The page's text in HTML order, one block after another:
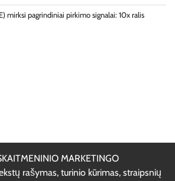
mirksi pagrindiniai pirkimo signalai: 10x ralis
MARKETINGO
rašymas, turinio kūrimas, straipsnių